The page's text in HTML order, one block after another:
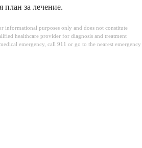
план за лечение.
informational purposes only and does not constitute
healthcare provider for diagnosis and treatment
emergency, call 911 or go to the nearest emergency